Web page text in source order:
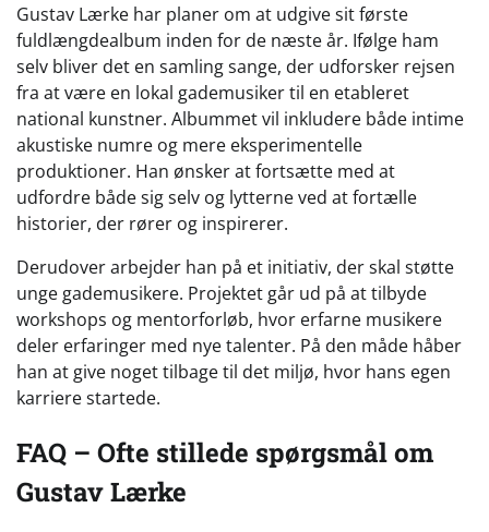
Gustav Lærke har planer om at udgive sit første
fuldlængdealbum inden for de næste år. Ifølge ham
selv bliver det en samling sange, der udforsker rejsen
fra at være en lokal gademusiker til en etableret
national kunstner. Albummet vil inkludere både intime
akustiske numre og mere eksperimentelle
produktioner. Han ønsker at fortsætte med at
udfordre både sig selv og lytterne ved at fortælle
historier, der rører og inspirerer.
Derudover arbejder han på et initiativ, der skal støtte
unge gademusikere. Projektet går ud på at tilbyde
workshops og mentorforløb, hvor erfarne musikere
deler erfaringer med nye talenter. På den måde håber
han at give noget tilbage til det miljø, hvor hans egen
karriere startede.
FAQ – Ofte stillede spørgsmål om
Gustav Lærke